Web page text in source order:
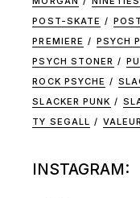
POST-SKATE
PREMIERE
PSYCH
PSYCH STONER
ROCK PSYCHE
SLACKER PUNK
TY SEGALL
INSTAGRAM: